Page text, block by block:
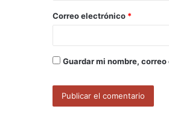
*
Correo electrónico *
Guardar mi nombre,